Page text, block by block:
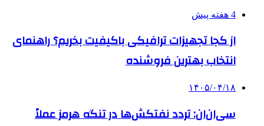
4 هفته پیش
از کجا تجهیزات ترافیکی باکیفیت بخریم؟ راهنمای
انتخاب بهترین فروشنده
۱۴۰۵/۰۴/۱۸
سی‌ان‌ان: تردد نفتکش‌ها در تنگه هرمز عملاً